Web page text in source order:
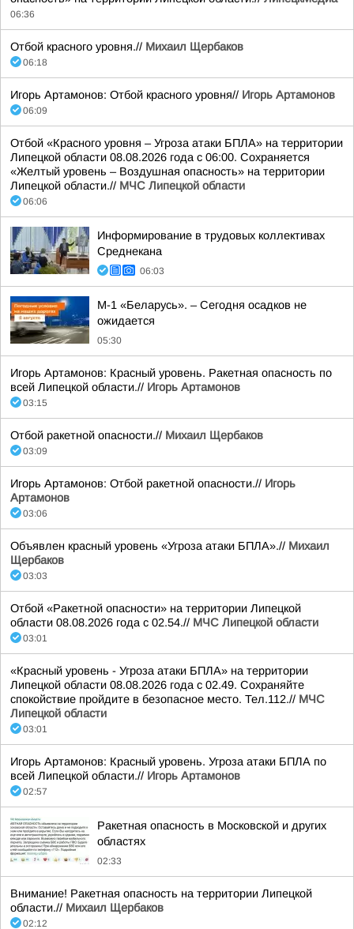
06:36
Отбой красного уровня.// Михаил Щербаков
06:18
Игорь Артамонов: Отбой красного уровня// Игорь Артамонов
06:09
Отбой «Красного уровня – Угроза атаки БПЛА» на территории
Липецкой области 08.08.2026 года с 06:00. Сохраняется
«Желтый уровень – Воздушная опасность» на территории
Липецкой области.// МЧС Липецкой области
06:06
Информирование в трудовых коллективах
Среднекана
06:03
М-1 «Беларусь». – Сегодня осадков не
ожидается
05:30
Игорь Артамонов: Красный уровень. Ракетная опасность по
всей Липецкой области.// Игорь Артамонов
03:15
Отбой ракетной опасности.// Михаил Щербаков
03:09
Игорь Артамонов: Отбой ракетной опасности.// Игорь
Артамонов
03:06
Объявлен красный уровень «Угроза атаки БПЛА».// Михаил
Щербаков
03:03
Отбой «Ракетной опасности» на территории Липецкой
области 08.08.2026 года с 02.54.// МЧС Липецкой области
03:01
«Красный уровень - Угроза атаки БПЛА» на территории
Липецкой области 08.08.2026 года с 02.49. Сохраняйте
спокойствие пройдите в безопасное место. Тел.112.// МЧС
Липецкой области
03:01
Игорь Артамонов: Красный уровень. Угроза атаки БПЛА по
всей Липецкой области.// Игорь Артамонов
02:57
Ракетная опасность в Московской и других
областях
02:33
Внимание! Ракетная опасность на территории Липецкой
области.// Михаил Щербаков
02:12